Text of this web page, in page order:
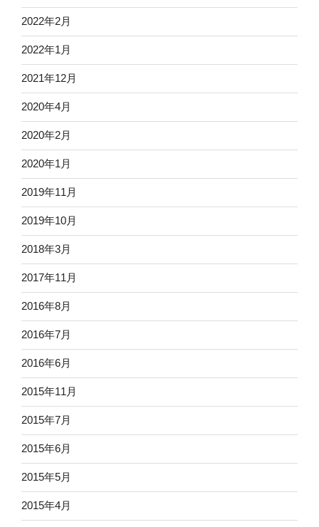
2022年2月
2022年1月
2021年12月
2020年4月
2020年2月
2020年1月
2019年11月
2019年10月
2018年3月
2017年11月
2016年8月
2016年7月
2016年6月
2015年11月
2015年7月
2015年6月
2015年5月
2015年4月